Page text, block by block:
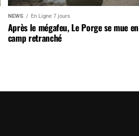
NEWS En Ligne 7 jours
Après le mégafeu, Le Porge se mue en
camp retranché